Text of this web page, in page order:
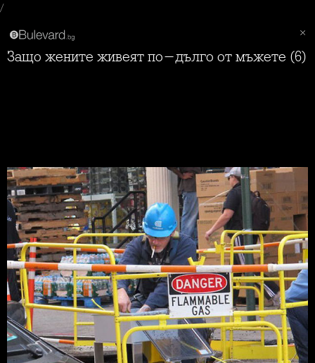
/
Защо жените живеят по-дълго от мъжете (6)